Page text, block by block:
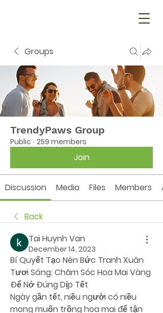
Groups
TrendyPaws Group
Public · 259 members
Join
Discussion Media Files Members
Back
Tai Huynh Van
December 14, 2023
Bí Quyết Tạo Nên Bức Tranh Xuân
Tươi Sáng: Chăm Sóc Hoa Mai Vàng
Để Nở Đúng Dịp Tết
Ngày gần tết, niều người có niều
mong muốn trồng hoa mai để tận